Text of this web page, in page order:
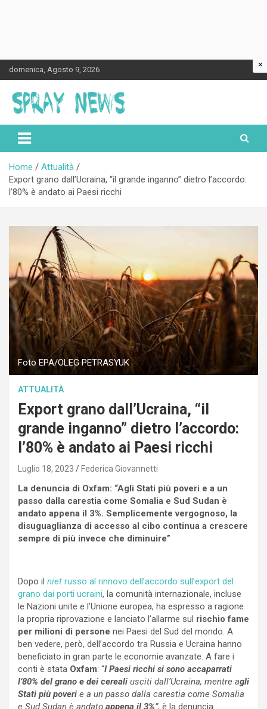
Skip
to
content
domenica, Agosto 9, 2026
Spraynews.it
Home
Attualità
Export grano dall’Ucraina, “il grande inganno” dietro l’accordo:
l’80% è andato ai Paesi ricchi
Foto EPA/OLEG PETRASYUK
ATTUALITÀ
Export grano dall’Ucraina, “il
grande inganno” dietro l’accordo:
l’80% è andato ai Paesi ricchi
Luglio 18, 2023 Federica Giovannetti
La denuncia di Oxfam: “Agli Stati più poveri e a un
passo dalla carestia come Somalia e Sud Sudan è
andato appena il 3%. Semplicemente vergognoso, la
disuguaglianza di accesso al cibo continua a crescere
sempre di più invece che diminuire”
Dopo il niet russo al rinnovo dell’accordo sull’export del
grano dai porti ucraini, la comunità internazionale, incluse
le Nazioni unite e l’Unione europea, ha espresso a ragione
la propria riprovazione e lanciato l’allarme sul rischio fame
per milioni di persone nei Paesi del Sud del mondo. A
ben vedere, però, dell’accordo tra Russia e Ucraina hanno
beneficiato in gran parte le economie avanzate. A fare i
conti è stata Oxfam: “I Paesi ricchi si sono accaparrati
l’80% del grano e dei cereali usciti dall’Ucraina, mentre agli
Stati più poveri e a un passo dalla carestia come Somalia
e Sud Sudan è andato appena il 3%“, è la denuncia
×